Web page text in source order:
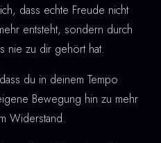
dass echte Freude nicht
entsteht, sondern durch
nie zu dir gehört hat.
du in deinem Tempo
Bewegung hin zu mehr
Widerstand.